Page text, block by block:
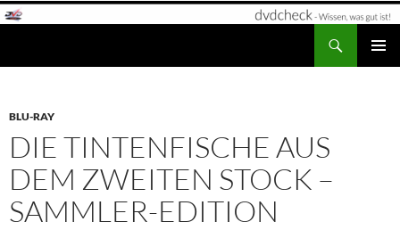
Zum
BLU-RAY
DIE TINTENFISCHE AUS
DEM ZWEITEN STOCK –
SAMMLER-EDITION